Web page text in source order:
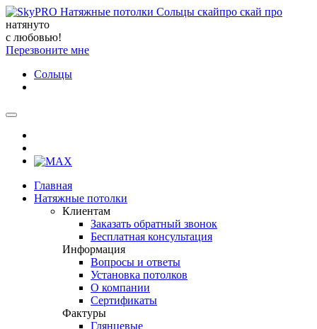
натянуто
с любовью!
Перезвоните мне
Сольцы
Главная
Натяжные потолки
Клиентам
Заказать обратный звонок
Бесплатная консультация
Информация
Вопросы и ответы
Установка потолков
О компании
Сертификаты
Фактуры
Глянцевые